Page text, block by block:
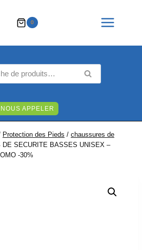
0
RECHERCHE
NOUS APPELER
Protection des Pieds / chaussures de
DE SECURITE BASSES UNISEX –
-30%